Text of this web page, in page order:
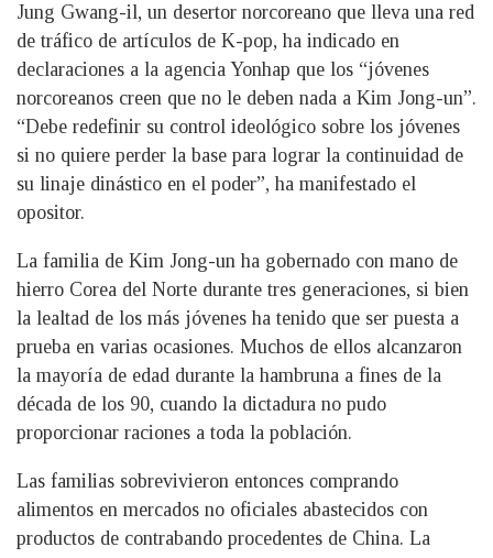
Jung Gwang-il, un desertor norcoreano que lleva una red
de tráfico de artículos de K-pop, ha indicado en
declaraciones a la agencia Yonhap que los “jóvenes
norcoreanos creen que no le deben nada a Kim Jong-un”.
“Debe redefinir su control ideológico sobre los jóvenes
si no quiere perder la base para lograr la continuidad de
su linaje dinástico en el poder”, ha manifestado el
opositor.
La familia de Kim Jong-un ha gobernado con mano de
hierro Corea del Norte durante tres generaciones, si bien
la lealtad de los más jóvenes ha tenido que ser puesta a
prueba en varias ocasiones. Muchos de ellos alcanzaron
la mayoría de edad durante la hambruna a fines de la
década de los 90, cuando la dictadura no pudo
proporcionar raciones a toda la población.
Las familias sobrevivieron entonces comprando
alimentos en mercados no oficiales abastecidos con
productos de contrabando procedentes de China. La